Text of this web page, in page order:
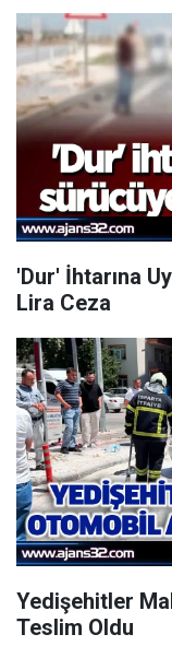
'Dur' İhtarına
Lira Ceza
Yedişehitler
Teslim Oldu